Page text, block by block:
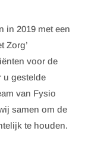
in 2019 met een
Zorg’
voor de
u gestelde
van Fysio
samen om de
te houden.